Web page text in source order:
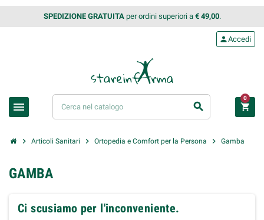
SPEDIZIONE GRATUITAper ordini superiori a € 49,00.
menu search
personAccedi
shopping_cart
0
chevron_right Articoli Sanitari chevron_right Ortopedia e Comfort per la Persona chevron_right Gamba
GAMBA
Ci scusiamo per l'inconveniente.